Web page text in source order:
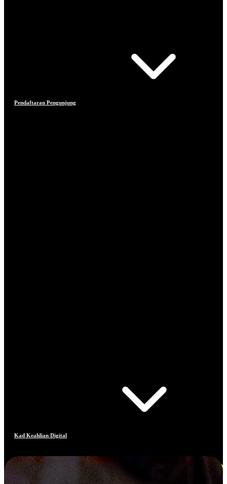
Pendaftaran Pengunjung
Kad Keahlian Digital